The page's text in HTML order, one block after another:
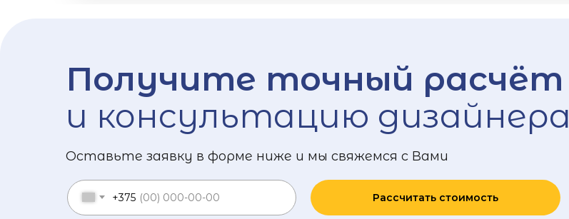
Получите точный расчёт
и консультацию дизайнера
Оставьте заявку в форме ниже и мы свяжемся с Вами
+375 Рассчитать стоимость